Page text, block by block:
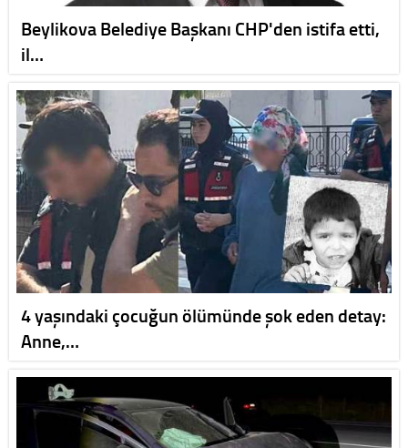
Beylikova Belediye Başkanı CHP'den istifa etti,
il…
4 yaşındaki çocuğun ölümünde şok eden detay:
Anne,…